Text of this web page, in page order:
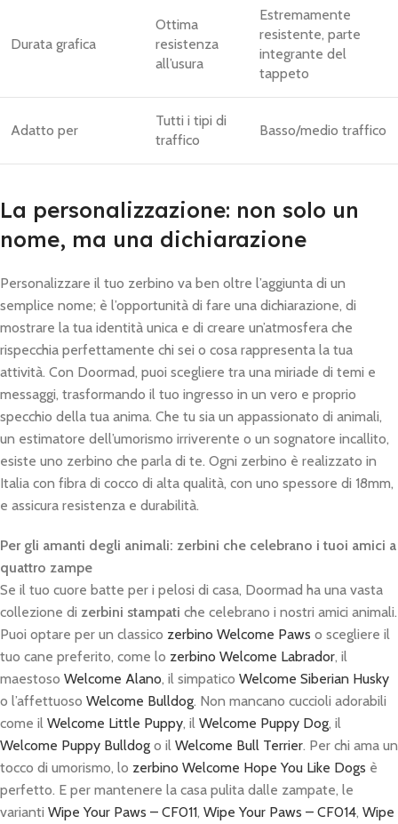
Durata grafica
Ottima
resistenza
all’usura
Estremamente
resistente, parte
integrante del
tappeto
Adatto per
Tutti i tipi di
traffico
Basso/medio traffico
La personalizzazione: non solo un
nome, ma una dichiarazione
Personalizzare il tuo zerbino va ben oltre l’aggiunta di un
semplice nome; è l’opportunità di fare una dichiarazione, di
mostrare la tua identità unica e di creare un’atmosfera che
rispecchia perfettamente chi sei o cosa rappresenta la tua
attività. Con Doormad, puoi scegliere tra una miriade di temi e
messaggi, trasformando il tuo ingresso in un vero e proprio
specchio della tua anima. Che tu sia un appassionato di animali,
un estimatore dell’umorismo irriverente o un sognatore incallito,
esiste uno zerbino che parla di te. Ogni zerbino è realizzato in
Italia con fibra di cocco di alta qualità, con uno spessore di 18mm,
e assicura resistenza e durabilità.
Per gli amanti degli animali: zerbini che celebrano i tuoi amici a
quattro zampe
Se il tuo cuore batte per i pelosi di casa, Doormad ha una vasta
collezione di zerbini stampati che celebrano i nostri amici animali.
Puoi optare per un classico zerbino Welcome Paws o scegliere il
tuo cane preferito, come lo zerbino Welcome Labrador, il
maestoso Welcome Alano, il simpatico Welcome Siberian Husky
o l’affettuoso Welcome Bulldog. Non mancano cuccioli adorabili
come il Welcome Little Puppy, il Welcome Puppy Dog, il
Welcome Puppy Bulldog o il Welcome Bull Terrier. Per chi ama un
tocco di umorismo, lo zerbino Welcome Hope You Like Dogs è
perfetto. E per mantenere la casa pulita dalle zampate, le
varianti Wipe Your Paws – CF011, Wipe Your Paws – CF014, Wipe